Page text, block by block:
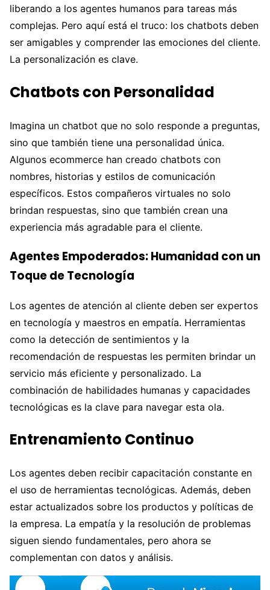
liberando a los agentes humanos para tareas más
complejas. Pero aquí está el truco: los chatbots deben
ser amigables y comprender las emociones del cliente.
La personalización es clave.
Chatbots con Personalidad
Imagina un chatbot que no solo responde a preguntas,
sino que también tiene una personalidad única.
Algunos ecommerce han creado chatbots con
nombres, historias y estilos de comunicación
específicos. Estos compañeros virtuales no solo
brindan respuestas, sino que también crean una
experiencia más agradable para el cliente.
Agentes Empoderados: Humanidad con un
Toque de Tecnología
Los agentes de atención al cliente deben ser expertos
en tecnología y maestros en empatía. Herramientas
como la detección de sentimientos y la
recomendación de respuestas les permiten brindar un
servicio más eficiente y personalizado. La
combinación de habilidades humanas y capacidades
tecnológicas es la clave para navegar esta ola.
Entrenamiento Continuo
Los agentes deben recibir capacitación constante en
el uso de herramientas tecnológicas. Además, deben
estar actualizados sobre los productos y políticas de
la empresa. La empatía y la resolución de problemas
siguen siendo fundamentales, pero ahora se
complementan con datos y análisis.